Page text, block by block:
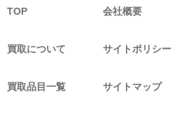
TOP 会社概要
買取について サイトポリシー
買取品目一覧 サイトマップ